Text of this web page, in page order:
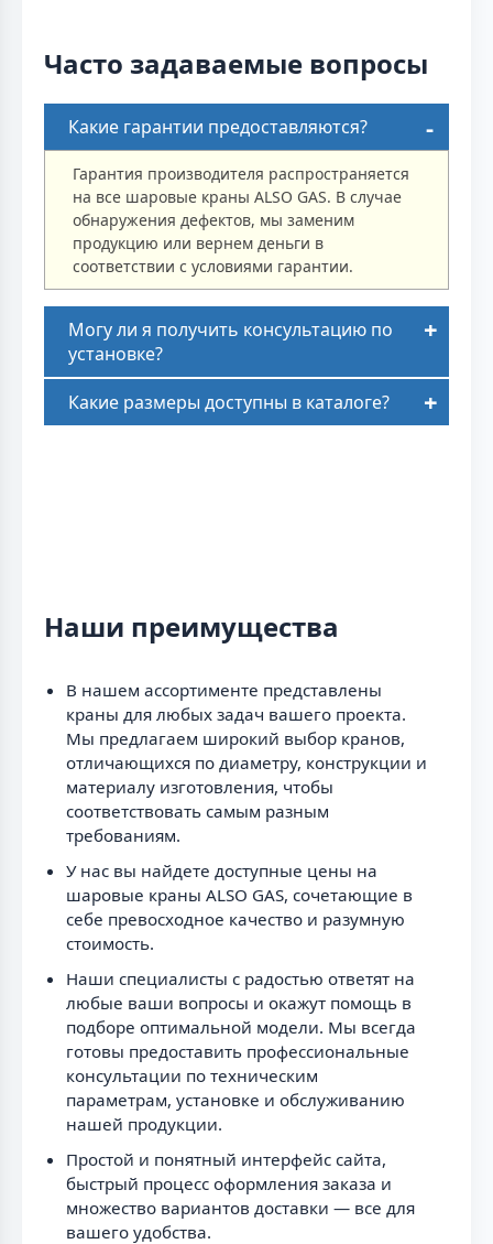
Часто задаваемые вопросы
Какие гарантии предоставляются?
Гарантия производителя распространяется
на все шаровые краны ALSO GAS. В случае
обнаружения дефектов, мы заменим
продукцию или вернем деньги в
соответствии с условиями гарантии.
Могу ли я получить консультацию по
установке?
Какие размеры доступны в каталоге?
Наши преимущества
В нашем ассортименте представлены
краны для любых задач вашего проекта.
Мы предлагаем широкий выбор кранов,
отличающихся по диаметру, конструкции и
материалу изготовления, чтобы
соответствовать самым разным
требованиям.
У нас вы найдете доступные цены на
шаровые краны ALSO GAS, сочетающие в
себе превосходное качество и разумную
стоимость.
Наши специалисты с радостью ответят на
любые ваши вопросы и окажут помощь в
подборе оптимальной модели. Мы всегда
готовы предоставить профессиональные
консультации по техническим
параметрам, установке и обслуживанию
нашей продукции.
Простой и понятный интерфейс сайта,
быстрый процесс оформления заказа и
множество вариантов доставки — все для
вашего удобства.